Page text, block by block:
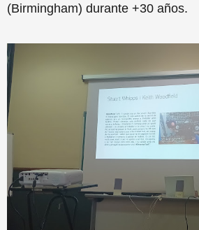
(Birmingham) durante +30 años.